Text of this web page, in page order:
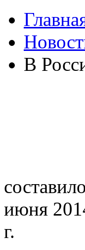
В
июня
г.